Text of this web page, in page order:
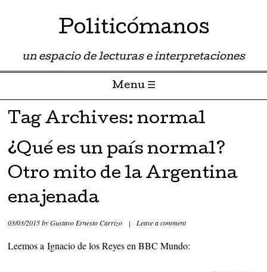
Politicómanos
un espacio de lecturas e interpretaciones
Menu ☰
Skip to content
Tag Archives:normal
¿Qué es un país normal?
Otro mito de la Argentina
enajenada
03/03/2015byGustavo Ernesto Carrizo | Leave a comment
Leemos a Ignacio de los Reyes en BBC Mundo: